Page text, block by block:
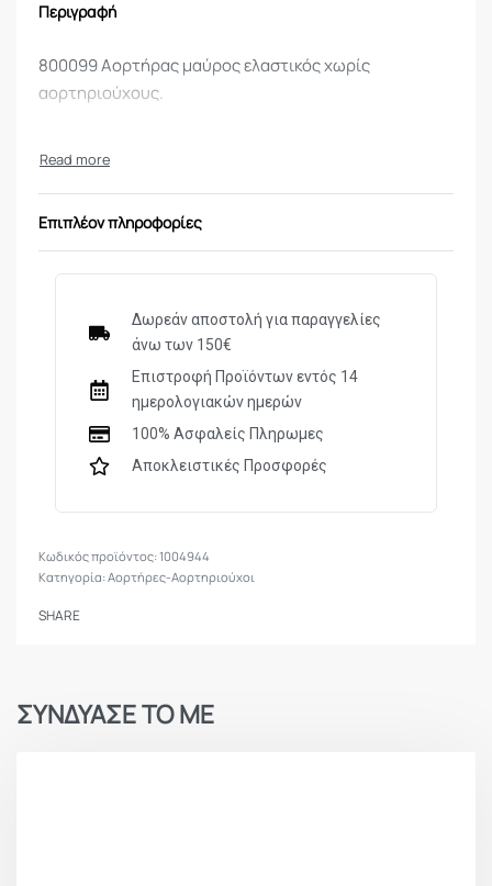
Περιγραφή
800099 Αορτήρας μαύρος ελαστικός χωρίς
αορτηριούχους.
Επιπλέον πληροφορίες
Δωρεάν αποστολή για παραγγελίες
άνω των 150€
Επιστροφή Προϊόντων εντός 14
ημερολογιακών ημερών
100% Ασφαλείς Πληρωμες
Αποκλειστικές Προσφορές
1004944
Κατηγορία:Αορτήρες-Αορτηριούχοι
SHARE
ΣΥΝΔΥΑΣΕ ΤΟ ΜΕ